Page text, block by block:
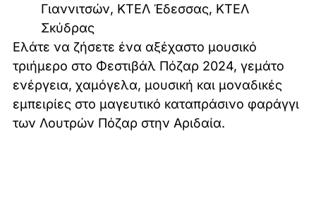
Γιαννιτσών, ΚΤΕΛ Έδεσσας, ΚΤΕΛ
Σκύδρας
Ελάτε να ζήσετε ένα αξέχαστο μουσικό
τριήμερο στο Φεστιβάλ Πόζαρ 2024, γεμάτο
ενέργεια, χαμόγελα, μουσική και μοναδικές
εμπειρίες στο μαγευτικό καταπράσινο φαράγγι
των Λουτρών Πόζαρ στην Αριδαία.